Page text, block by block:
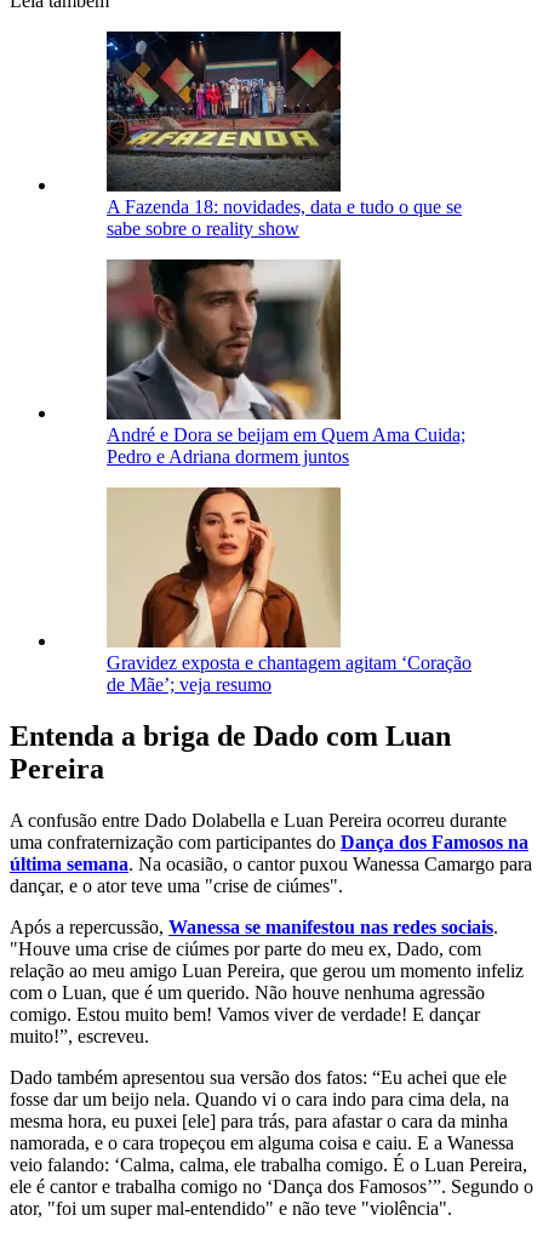
A Fazenda 18: novidades, data e tudo o que se
sabe sobre o reality show
André e Dora se beijam em Quem Ama Cuida;
Pedro e Adriana dormem juntos
Gravidez exposta e chantagem agitam ‘Coração
de Mãe’; veja resumo
Entenda a briga de Dado com Luan
Pereira
A confusão entre Dado Dolabella e Luan Pereira ocorreu durante
uma confraternização com participantes do Dança dos Famosos na
última semana. Na ocasião, o cantor puxou Wanessa Camargo para
dançar, e o ator teve uma "crise de ciúmes".
Após a repercussão, Wanessa se manifestou nas redes sociais.
"Houve uma crise de ciúmes por parte do meu ex, Dado, com
relação ao meu amigo Luan Pereira, que gerou um momento infeliz
com o Luan, que é um querido. Não houve nenhuma agressão
comigo. Estou muito bem! Vamos viver de verdade! E dançar
muito!”, escreveu.
Dado também apresentou sua versão dos fatos: “Eu achei que ele
fosse dar um beijo nela. Quando vi o cara indo para cima dela, na
mesma hora, eu puxei [ele] para trás, para afastar o cara da minha
namorada, e o cara tropeçou em alguma coisa e caiu. E a Wanessa
veio falando: ‘Calma, calma, ele trabalha comigo. É o Luan Pereira,
ele é cantor e trabalha comigo no ‘Dança dos Famosos’”. Segundo o
ator, "foi um super mal-entendido" e não teve "violência".